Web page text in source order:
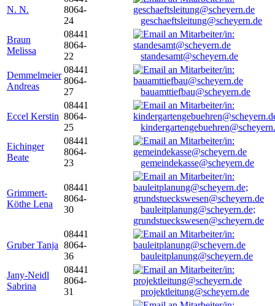
N. N.
8064-
24
geschaeftsleitung@scheyern.de
Braun
Melissa
08441
8064-
22
standesamt@scheyern.de
Demmelmeier
Andreas
08441
8064-
27
bauamttiefbau@scheyern.de
Eccel Kerstin
08441
8064-
25
Eichinger
Beate
08441
8064-
23
gemeindekasse@scheyern.de
Grimmert-
Köthe Lena
08441
8064-
30
bauleitplanung@scheyern.de;
grundstueckswesen@scheyern.de
Gruber Tanja
08441
8064-
36
bauleitplanung@scheyern.de
Jany-Neidl
Sabrina
08441
8064-
31
projektleitung@scheyern.de